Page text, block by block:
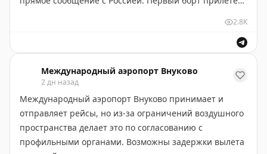
Иракская авиакомпания возвращает полеты в Москву
из Багдада после нескольких месяцев перерыва.
Планируется выполнять два рейса в неделю (по
вторникам и субботам).
По информации перевозчика, решение о
восстановлении авиасообщения обусловлено
растущим спросом на прямые рейсы из Багдада в
2.8K
Международный аэропорт Внуково
2 дн назад
Международный аэропорт Внуково принимает и
отправляет рейсы, но из-за ограничений воздушного
пространства делает это по согласованию с
профильными органами. Возможны задержки вылета